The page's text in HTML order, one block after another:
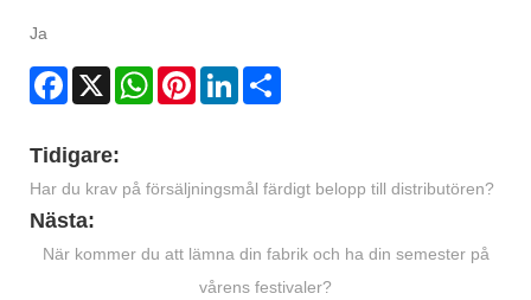
Ja
Facebook
X WhatsAppPinterestLinkedIn
Tidigare:
Har du krav på försäljningsmål färdigt belopp till distributören?
Nästa:
När kommer du att lämna din fabrik och ha din semester på
vårens festivaler?